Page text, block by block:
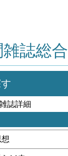
誌総
誌詳細